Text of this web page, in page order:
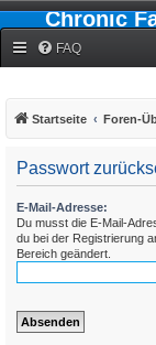
Chronic
FAQ
Startseite Foren-
Passwort
E-Mail-Adresse:
Du musst die E-Mail-
du bei der Registrierung
Bereich geändert.